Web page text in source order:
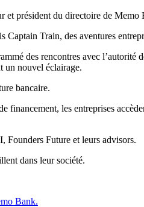
et président du directoire de
Captain Train, des aventures
des rencontres avec
un nouvel éclairage.
bancaire.
les entreprises
Founders Future et leurs advisors.
dans leur société.
Bank.